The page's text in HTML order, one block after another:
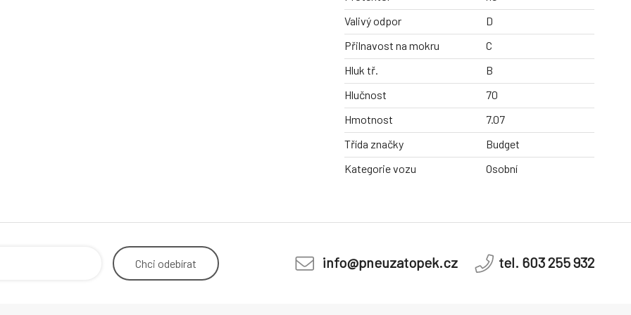
Valivý odpor
D
Přilnavost na mokru
C
Hluk tř.
B
Hlučnost
70
Hmotnost
7.07
Třída značky
Budget
Kategorie vozu
Osobní
Chci odebírat info@pneuzatopek.cz tel. 603 255 932